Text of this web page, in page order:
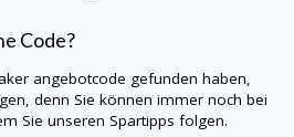
Code?
angebotcode gefunden haben,
denn Sie können immer noch bei
Sie unseren Spartipps folgen.